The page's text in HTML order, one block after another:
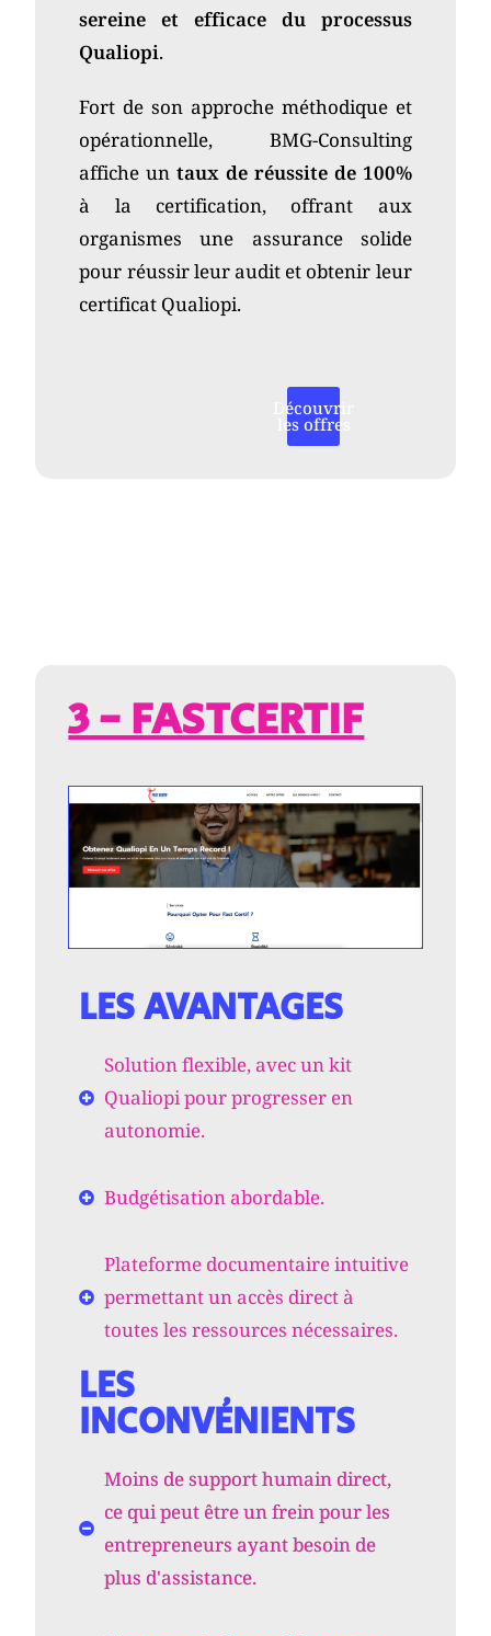
sereine et efficace du processus
Qualiopi.
Fort de son approche méthodique et
opérationnelle, BMG-Consulting
affiche untaux de réussite de 100%
à la certification, offrant aux
organismes une assurance solide
pour réussir leur audit et obtenir leur
certificat Qualiopi.
Découvrir
les offres
3 - FASTCERTIF
LES AVANTAGES
Solution flexible, avec un kit
Qualiopi pour progresser en
autonomie.
Budgétisation abordable.
Plateforme documentaire intuitive
permettant un accès direct à
toutes les ressources nécessaires.
LES
INCONVÉNIENTS
Moins de support humain direct,
ce qui peut être un frein pour les
entrepreneurs ayant besoin de
plus d'assistance.